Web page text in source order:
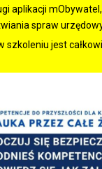
aplikacji
spraw
szkoleniu jest